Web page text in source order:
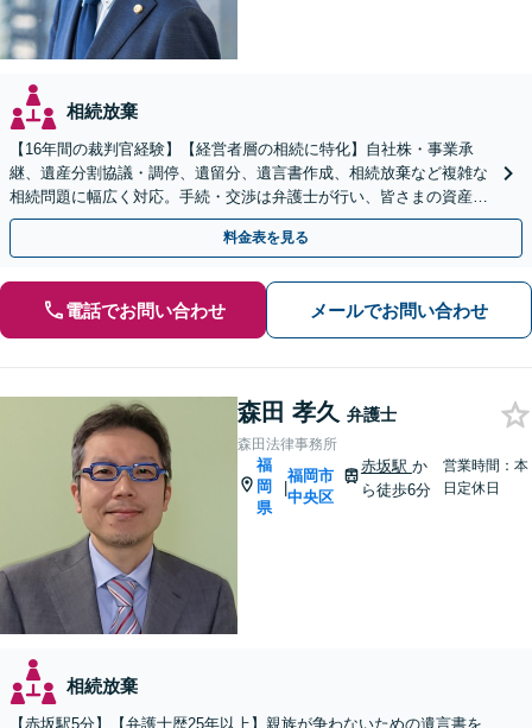
相続放棄
【16年間の裁判官経験】【経営者層の相続に特化】自社株・事業承
継、遺産分割協議・調停、遺留分、遺言書作成、相続放棄など複雑な
相続問題に幅広く対応。手続・交渉は弁護士が行い、皆さまの資産と
会社、ご家族の安心を守ります。
料金表を見る
電話でお問い合わせ メールでお問い合わせ
森田 孝久 弁護士
森田法律事務所
福
岡
県
|
福岡市
中央区
赤坂駅 か
ら徒歩6分
営業時間：本
日定休日
相続放棄
【赤坂駅5分】【弁護士歴25年以上】親族が争わないための遺言書を